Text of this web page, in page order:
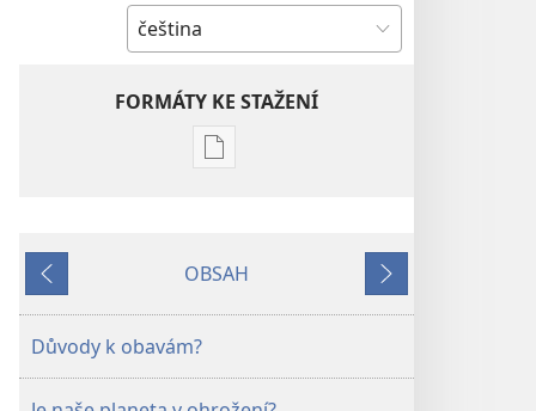
FORMÁTY KE STAŽENÍ
Formáty
PROBUĎTE
Předchozí
OBSAH
Další
Důvody k obavám?